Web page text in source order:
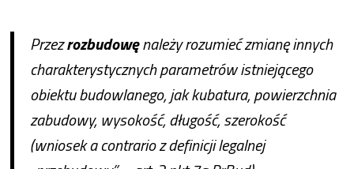
Przezrozbudowęnależy rozumieć zmianę innych
charakterystycznych parametrów istniejącego
obiektu budowlanego, jak kubatura, powierzchnia
zabudowy, wysokość, długość, szerokość
(wniosek a contrario z definicji legalnej